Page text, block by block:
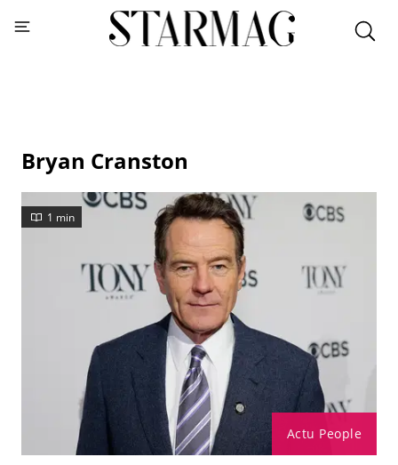
Bryan Cranston
Actu People
1 min